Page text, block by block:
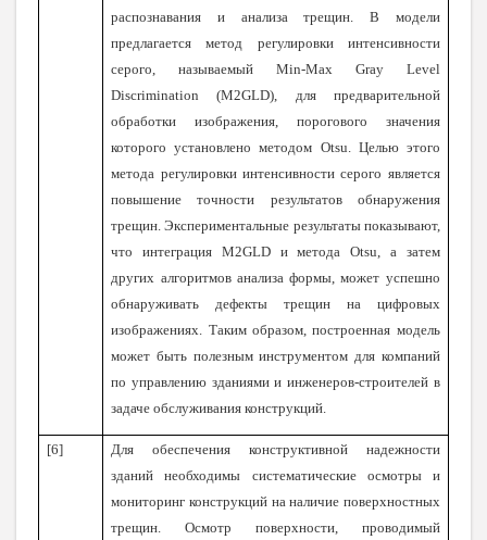
распознавания и анализа трещин. В модели
предлагается метод регулировки интенсивности
серого, называемый Min-Max Gray Level
Discrimination (M2GLD), для предварительной
обработки изображения, порогового значения
которого установлено методом Otsu. Целью этого
метода регулировки интенсивности серого является
повышение точности результатов обнаружения
трещин. Экспериментальные результаты показывают,
что интеграция M2GLD и метода Otsu, а затем
других алгоритмов анализа формы, может успешно
обнаруживать дефекты трещин на цифровых
изображениях. Таким образом, построенная модель
может быть полезным инструментом для компаний
по управлению зданиями и инженеров-строителей в
задаче обслуживания конструкций.
[6]
Для обеспечения конструктивной надежности
зданий необходимы систематические осмотры и
мониторинг конструкций на наличие поверхностных
трещин. Осмотр поверхности, проводимый